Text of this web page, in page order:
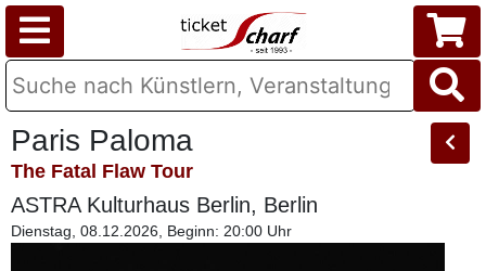
Paris Paloma
The Fatal Flaw Tour
ASTRA Kulturhaus Berlin, Berlin
Dienstag, 08.12.2026, Beginn: 20:00 Uhr